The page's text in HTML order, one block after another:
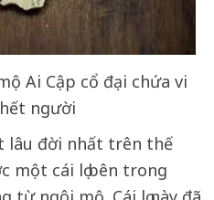
Ai Cập cổ đại chứa vi
người
lâu đời nhất trên thế
một cái lọ bên trong